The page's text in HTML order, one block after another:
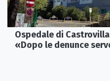
Ospedale di
«Dopo le denunce